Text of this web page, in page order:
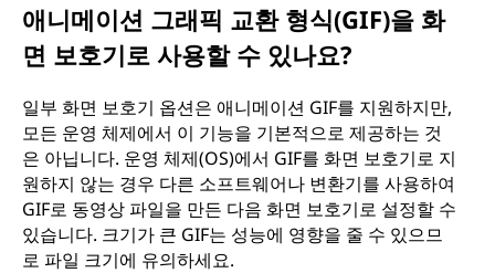
애니메이션 그래픽 교환 형식(GIF)을 화
면 보호기로 사용할 수 있나요?
일부 화면 보호기 옵션은 애니메이션 GIF를 지원하지만,
모든 운영 체제에서 이 기능을 기본적으로 제공하는 것
은 아닙니다. 운영 체제(OS)에서 GIF를 화면 보호기로 지
원하지 않는 경우 다른 소프트웨어나 변환기를 사용하여
GIF로 동영상 파일을 만든 다음 화면 보호기로 설정할 수
있습니다. 크기가 큰 GIF는 성능에 영향을 줄 수 있으므
로 파일 크기에 유의하세요.